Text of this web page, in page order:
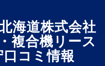
海道株式会社
複合機リース
コミ情報